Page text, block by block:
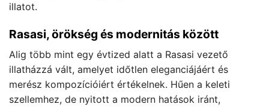
illatot.
Rasasi, örökség és modernitás között
Alig több mint egy évtized alatt a Rasasi vezető
illatházzá vált, amelyet időtlen eleganciájáért és
merész kompozícióiért értékelnek. Hűen a keleti
szellemhez, de nyitott a modern hatások iránt,